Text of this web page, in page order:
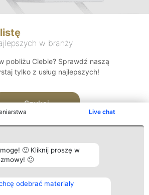
Live chat
🙂 Kliknij proszę w
🙂
odebrać materiały
w branży
pobliżu Ciebie? Sprawdź naszą
tylko z usług najlepszych!
Szukaj
Plebiscyt
Laureaci
Kontakt
Kontakt